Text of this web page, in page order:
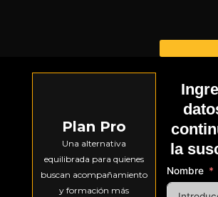
Plan Pro
Una alternativa
equilibrada para quienes
buscan acompañamiento
y formación más
la
Nombre